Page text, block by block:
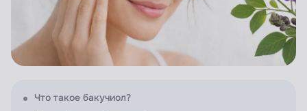
Что такое бакучиол?